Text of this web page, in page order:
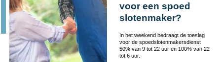
voor een spoed
slotenmaker?
In het weekend bedraagt de toeslag
voor de spoedslotenmakersdienst
50% van 9 tot 22 uur en 100% van 22
tot 6 uur.